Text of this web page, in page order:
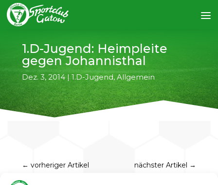
1.D-Jugend: Heimpleite
gegen Johannisthal
Dez. 3, 2014| 1.D-Jugend,Allgemein
← vorheriger Artikel nächster Artikel →